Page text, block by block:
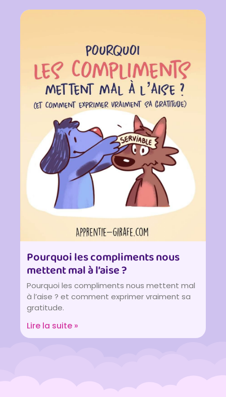
Pourquoi les compliments nous
mettent mal à l’aise ?
Pourquoi les compliments nous mettent mal
à l’aise ? et comment exprimer vraiment sa
gratitude.
Lire la suite »